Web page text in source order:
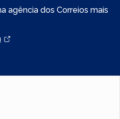
agência dos Correios mais